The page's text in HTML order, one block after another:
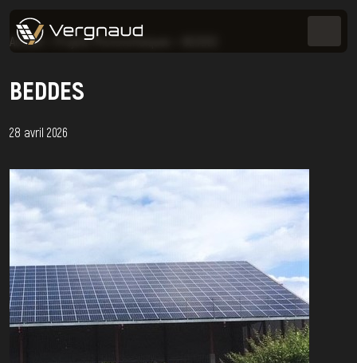
Accueil Projets Photovoltaïques
BEDDES
28 avril 2026